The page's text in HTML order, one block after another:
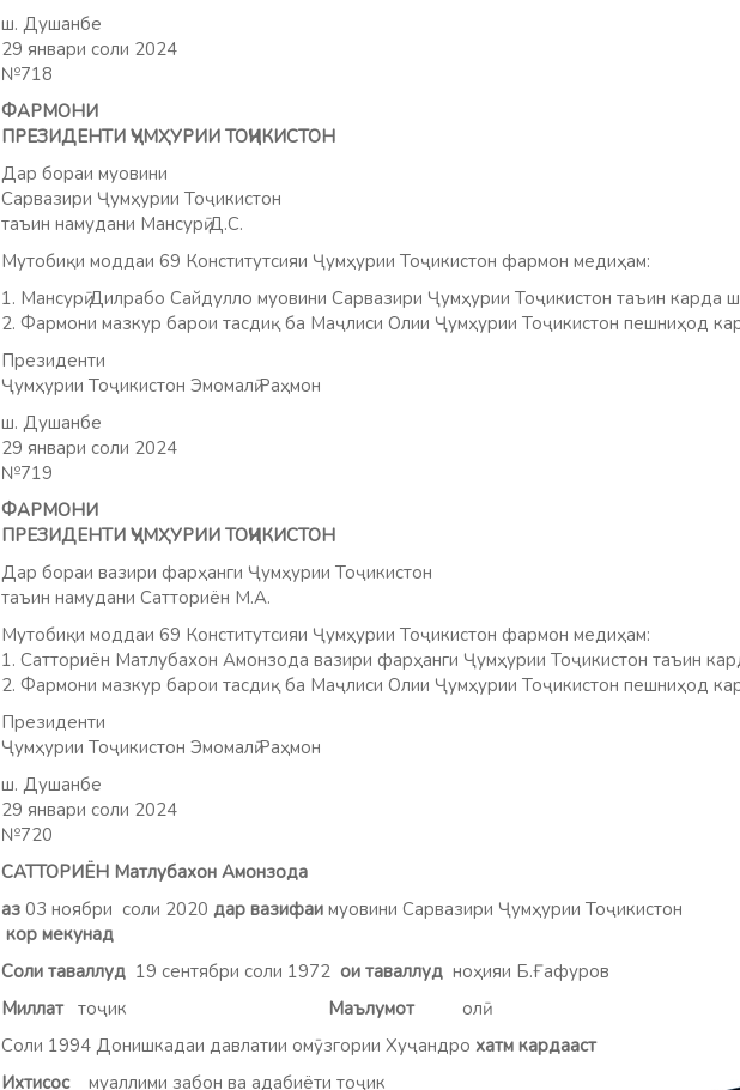
ш. Душанбе
29 январи соли 2024
№718
ФАРМОНИ
ПРЕЗИДЕНТИ ҶУМҲУРИИ ТОҶИКИСТОН
Дар бораи муовини
Сарвазири Ҷумҳурии Тоҷикистон
таъин намудани Мансурӣ Д.С.
Мутобиқи моддаи 69 Конститутсияи Ҷумҳурии Тоҷикистон фармон медиҳам:
1. Мансурӣ Дилрабо Сайдулло муовини Сарвазири Ҷумҳурии Тоҷикистон таъин карда
2. Фармони мазкур барои тасдиқ ба Маҷлиси Олии Ҷумҳурии Тоҷикистон пешниҳод
Президенти
Ҷумҳурии Тоҷикистон Эмомалӣ Раҳмон
ш. Душанбе
29 январи соли 2024
№719
ФАРМОНИ
ПРЕЗИДЕНТИ ҶУМҲУРИИ ТОҶИКИСТОН
Дар бораи вазири фарҳанги Ҷумҳурии Тоҷикистон
таъин намудани Сатториён М.А.
Мутобиқи моддаи 69 Конститутсияи Ҷумҳурии Тоҷикистон фармон медиҳам:
1. Сатториён Матлубахон Амонзода вазири фарҳанги Ҷумҳурии Тоҷикистон таъин
2. Фармони мазкур барои тасдиқ ба Маҷлиси Олии Ҷумҳурии Тоҷикистон пешниҳод
Президенти
Ҷумҳурии Тоҷикистон Эмомалӣ Раҳмон
ш. Душанбе
29 январи соли 2024
№720
САТТОРИЁН Матлубахон Амонзода
аз 03 ноябри соли 2020 дар вазифаи муовини Сарвазири Ҷумҳурии Тоҷикистон
кор мекунад
Соли таваллуд 19 сентябри соли 1972 ои таваллуд ноҳияи Б.Ғафуров
Миллат тоҷик Маълумотолӣ
Соли 1994 Донишкадаи давлатии омӯзгории Хуҷандро хатм кардааст
Ихтисосмуаллими забон ва адабиёти тоҷик